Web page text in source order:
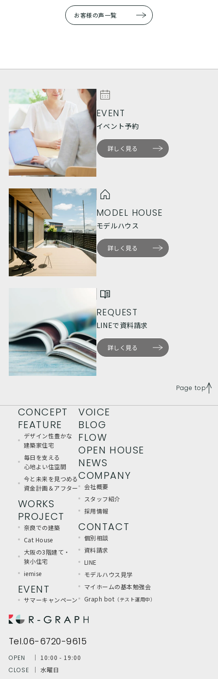
お客様の声一覧
EVENT
イベント予約
詳しく見る
MODEL HOUSE
モデルハウス
詳しく見る
REQUEST
LINEで資料請求
詳しく見る
Page top
CONCEPT
FEATURE
デザイン性豊かな
建築家住宅
毎日を支える
心地よい住空間
今と未来を見つめる
資金計画＆アフター
WORKS
PROJECT
奈良での建築
Cat House
大阪の3階建て・
狭小住宅
iemise
EVENT
サマーキャンペーン
VOICE
BLOG
FLOW
OPEN HOUSE
NEWS
COMPANY
会社概要
スタッフ紹介
採用情報
CONTACT
個別相談
資料請求
LINE
モデルハウス見学
マイホームの基本勉強会
Graph bot （テスト運用中）
Tel.06-6720-9615
OPEN
│ 10:00 - 19:00
CLOSE
│ 水曜日